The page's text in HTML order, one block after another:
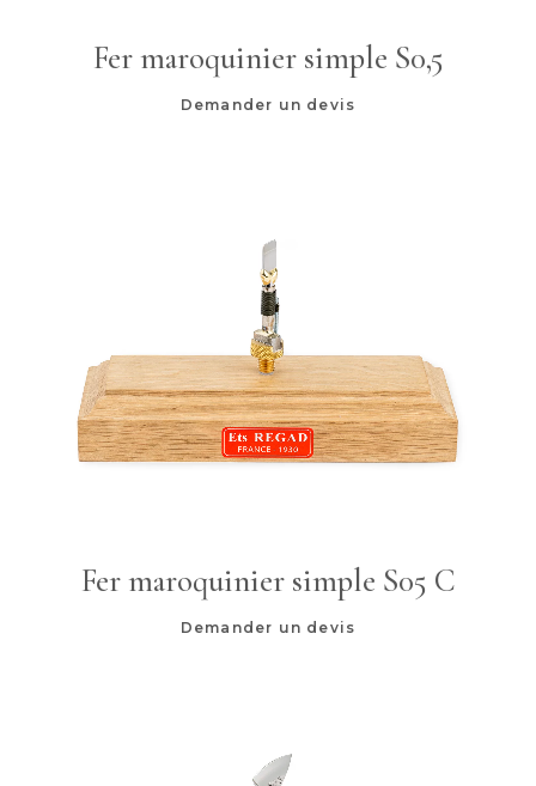
Fer maroquinier simple S0,5
Demander un devis
Fer maroquinier simple S05 C
Demander un devis